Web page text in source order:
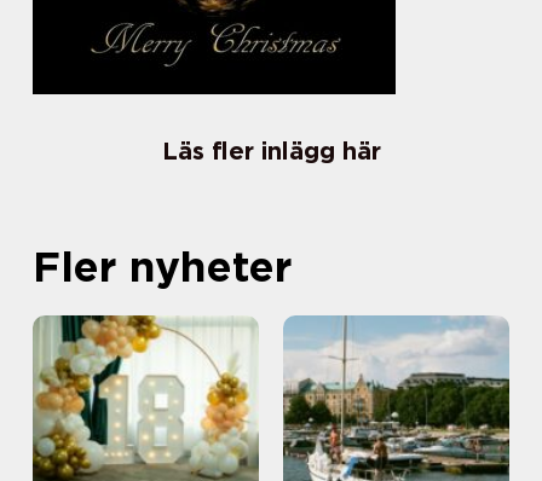
Läs fler inlägg här
Fler nyheter